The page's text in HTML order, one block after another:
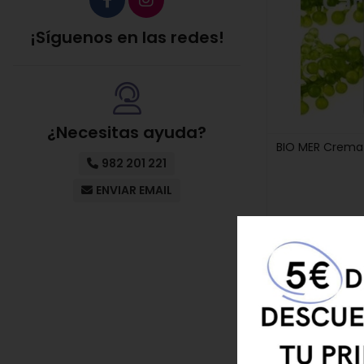
BIO MER
¡Síguenos en las redes!
¿Necesitas ayuda?
982 201 221
ENVIAR EMAIL